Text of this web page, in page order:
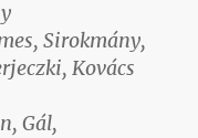
Sirokmány,
Kovács
Gál,